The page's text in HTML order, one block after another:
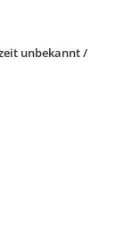
unbekannt /